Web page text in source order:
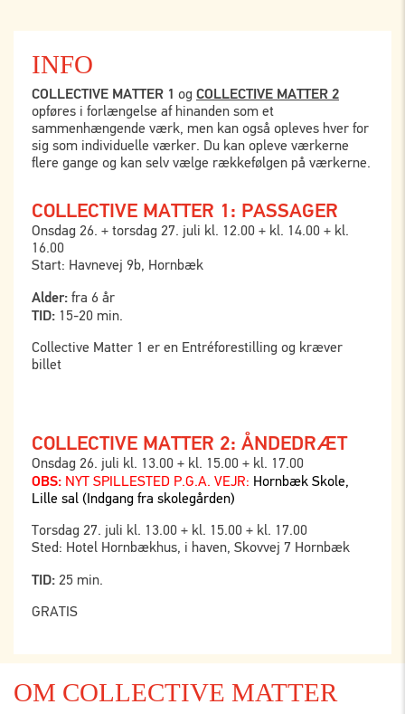
INFO
COLLECTIVE MATTER 1 og COLLECTIVE MATTER 2
opføres i forlængelse af hinanden som et
sammenhængende værk, men kan også opleves hver for
sig som individuelle værker. Du kan opleve værkerne
flere gange og kan selv vælge rækkefølgen på værkerne.
COLLECTIVE MATTER 1: PASSAGER
Onsdag 26. + torsdag 27. juli kl. 12.00 + kl. 14.00 + kl.
16.00
Start: Havnevej 9b, Hornbæk
Alder: fra 6 år
TID: 15-20 min.
Collective Matter 1 er en Entréforestilling og kræver
billet
COLLECTIVE MATTER 2: ÅNDEDRÆT
Onsdag 26. juli kl. 13.00 + kl. 15.00 + kl. 17.00
OBS: NYT SPILLESTED P.G.A. VEJR: Hornbæk Skole,
Lille sal (Indgang fra skolegården)
Torsdag 27. juli kl. 13.00 + kl. 15.00 + kl. 17.00
Sted: Hotel Hornbækhus, i haven, Skovvej 7 Hornbæk
TID: 25 min.
GRATIS
OM COLLECTIVE MATTER